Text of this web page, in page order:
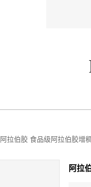
阿拉伯胶 食品级阿拉伯胶增
阿拉